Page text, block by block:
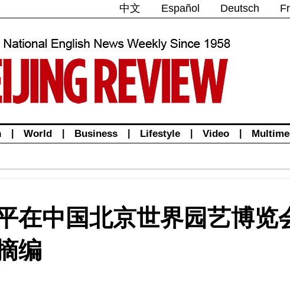
中文 Español Deutsch
World Business Lifestyle Video
在中国北京世界园艺博览
编